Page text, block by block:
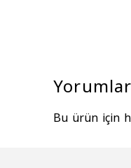
Yorumlar
Bu ürün için